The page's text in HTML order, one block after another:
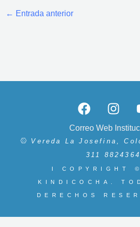
← Entrada anterior
F
a
c
e
b
o
o
k
I
n
s
t
a
g
a
Correo Web
Vereda La Josefina,
311 8824364
I COPYRIGHT
KINDICOCHA.
DERECHOS